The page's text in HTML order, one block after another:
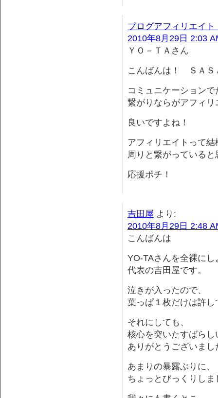
ブログアフィリエイ
2010年8月29日 2:03
ＹＯ－ＴＡさん
こんばんは！ ＳＡＳ
コミュニケーション
繋がりならがアフィ
良いですよね！
アフィリエイトって
周りと繋がっている
応援ポチ！
吉田屋 より:
2010年8月29日 2:48
こんばんは
YO-TAさんを全裸にし
代表の吉田屋です。
泣きが入ったので、
葉っぱ１枚だけは許
それにしても、
核心を突いたすばらし
ありがとうございまし
あまりの暴露ぶりに、
ちょっとびっくりしま